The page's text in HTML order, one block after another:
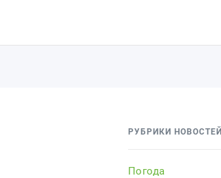
РУБРИКИ НОВОСТЕЙ
Погода